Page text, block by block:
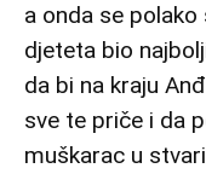
a onda se
djeteta bio
da bi na kraju
sve te priče i da
muškarac u